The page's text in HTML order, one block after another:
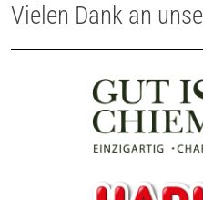
Vielen Dank an